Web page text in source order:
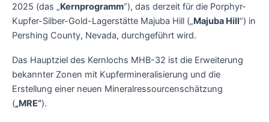
2025 (das „Kernprogramm“), das derzeit für die Porphyr-
Kupfer-Silber-Gold-Lagerstätte Majuba Hill („Majuba Hill“) in
Pershing County, Nevada, durchgeführt wird.
Das Hauptziel des Kernlochs MHB-32 ist die Erweiterung
bekannter Zonen mit Kupfermineralisierung und die
Erstellung einer neuen Mineralressourcenschätzung
(„MRE“).